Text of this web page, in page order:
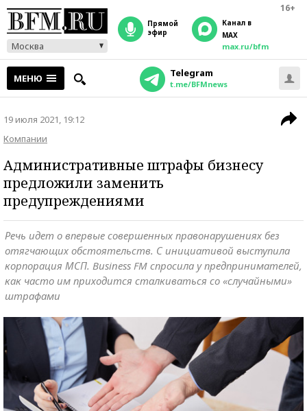
16+
Москва
прямой
эфир
Канал в
MAX
max.ru/bfm
МЕНЮ Telegram
t.me/BFMnews
19 июля 2021, 19:12
Компании
Административные штрафы бизнесу
предложили заменить
предупреждениями
Речь идет о впервые совершенных правонарушениях без
отягчающих обстоятельств. С инициативой выступила
корпорация МСП. Business FM спросила у предпринимателей,
как часто им приходится сталкиваться со «случайными»
штрафами